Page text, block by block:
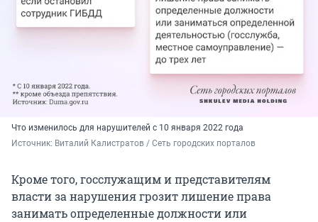
Что изменилось для нарушителей с 10 января 2022 года
Источник: Виталий Калистратов / Сеть городских порталов
Кроме того, госслужащим и представителям
власти за нарушения грозит лишение права
занимать определенные должности или